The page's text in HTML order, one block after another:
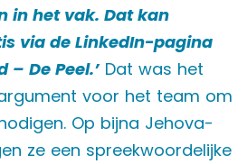
in het vak. Dat kan
via de LinkedIn-pagina
– De Peel.’Dat was het
voor het team om
Op bijna Jehova-
ze een spreekwoordelijke